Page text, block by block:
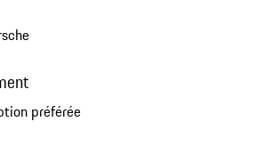
préférée